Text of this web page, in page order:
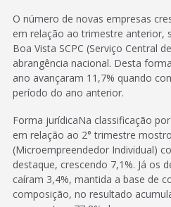
O número de novas empresas
em relação ao trimestre anterior,
Boa Vista SCPC (Serviço Central
abrangência nacional. Desta
ano avançaram 11,7% quando
período do ano anterior.
Forma jurídicaNa classificação
em relação ao 2° trimestre
(Microempreendedor Individual)
destaque, crescendo 7,1%. Já os
caíram 3,4%, mantida a base de
composição, no resultado